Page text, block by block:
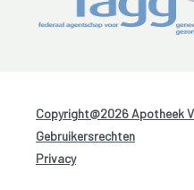
Copyright@2026 Apotheek
Gebruikersrechten
Privacy